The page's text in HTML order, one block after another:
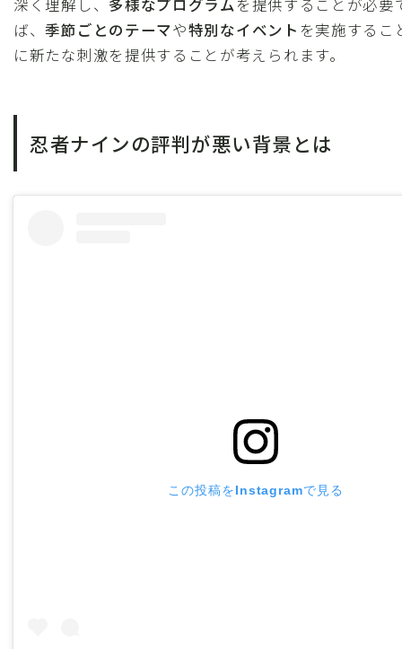
深く理解し、 多様なプログラムを提供することが必要
ば、季節ごとのテーマや特別なイベント を実施するこ
に新たな刺激を提供することが考えられます。
忍者ナインの評判が悪い背景とは
この投稿をInstagramで見る